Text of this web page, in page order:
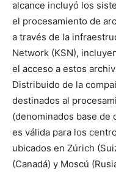
alcance incluyó los
el procesamiento de
a través de la
Network (KSN),
el acceso a estos
Distribuido de la
destinados al
(denominados base de
es válida para los
ubicados en Zúrich
(Canadá) y Moscú